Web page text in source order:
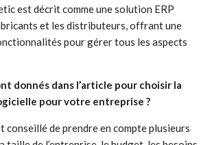
est décrit comme une solution ERP
et les distributeurs, offrant une
pour gérer tous les aspects
donnés dans l’article pour choisir la
pour votre entreprise ?
conseillé de prendre en compte plusieurs